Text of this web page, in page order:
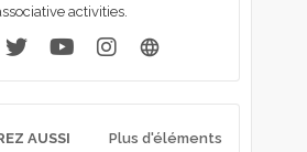
activities.
AUSSI Plus d'éléments